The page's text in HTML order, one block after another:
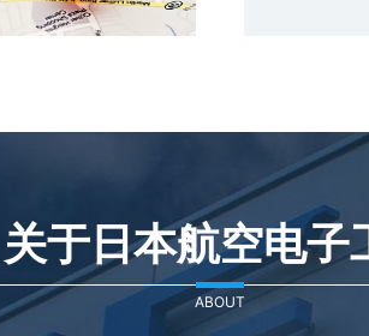
关于日本航空电子
ABOUT